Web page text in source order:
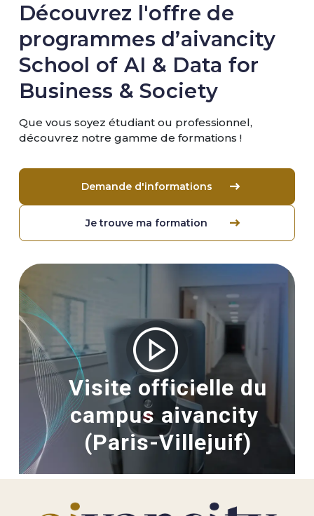
Découvrez l'offre de
programmes d’aivancity
School of AI & Data for
Business & Society
Que vous soyez étudiant ou professionnel,
découvrez notre gamme de formations !
Demande d'informations
Je trouve ma formation
Image
Visite officielle du
campus aivancity
(Paris-Villejuif)